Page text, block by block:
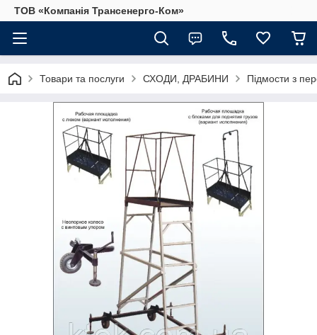
ТОВ «Компанія Трансенерго-Ком»
Товари та послуги СХОДИ, ДРАБИНИ Підмости з